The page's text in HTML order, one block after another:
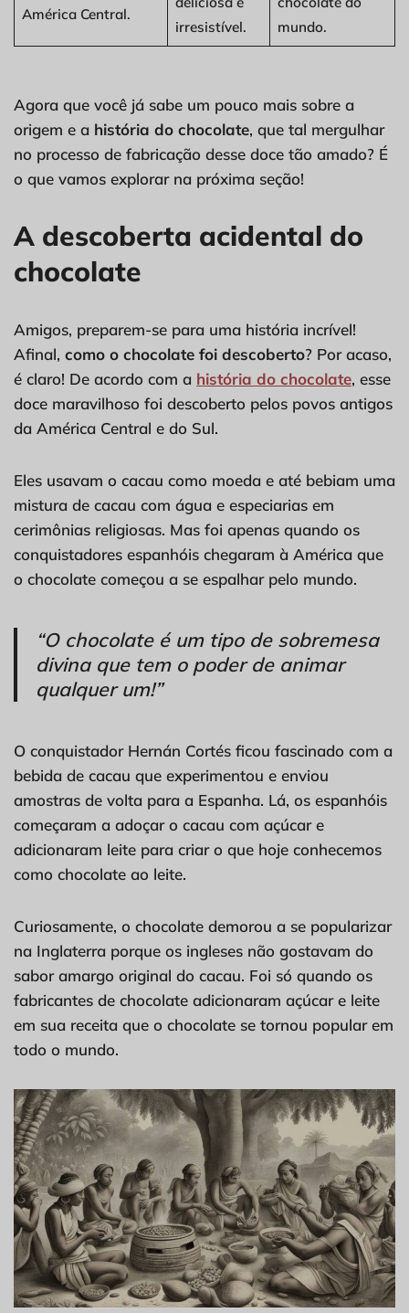
América Central.
irresistível.
mundo.
Agora que você já sabe um pouco mais sobre a
origem e a história do chocolate, que tal mergulhar
no processo de fabricação desse doce tão amado? É
o que vamos explorar na próxima seção!
A descoberta acidental do
chocolate
Amigos, preparem-se para uma história incrível!
Afinal, como o chocolate foi descoberto? Por acaso,
é claro! De acordo com a história do chocolate, esse
doce maravilhoso foi descoberto pelos povos antigos
da América Central e do Sul.
Eles usavam o cacau como moeda e até bebiam uma
mistura de cacau com água e especiarias em
cerimônias religiosas. Mas foi apenas quando os
conquistadores espanhóis chegaram à América que
o chocolate começou a se espalhar pelo mundo.
“O chocolate é um tipo de sobremesa
divina que tem o poder de animar
qualquer um!”
O conquistador Hernán Cortés ficou fascinado com a
bebida de cacau que experimentou e enviou
amostras de volta para a Espanha. Lá, os espanhóis
começaram a adoçar o cacau com açúcar e
adicionaram leite para criar o que hoje conhecemos
como chocolate ao leite.
Curiosamente, o chocolate demorou a se popularizar
na Inglaterra porque os ingleses não gostavam do
sabor amargo original do cacau. Foi só quando os
fabricantes de chocolate adicionaram açúcar e leite
em sua receita que o chocolate se tornou popular em
todo o mundo.